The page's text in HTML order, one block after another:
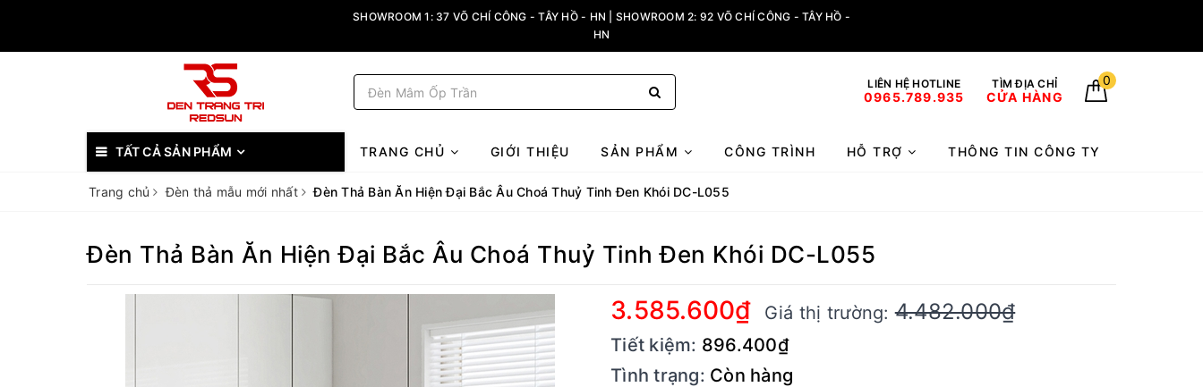
SHOWROOM 1: 37 VÕ CHÍ CÔNG - TÂY HỒ - HN | SHOWROOM 2: 92 VÕ CHÍ CÔNG - TÂY HỒ -
HN
LIÊN HỆ HOTLINE
0965.789.935
TÌM ĐỊA CHỈ
CỬA HÀNG
0
TẤT CẢ SẢN PHẨM TRANG CHỦ GIỚI THIỆU SẢN PHẨM CÔNG TRÌNH HỖ TRỢ THÔNG TIN CÔNG TY
Trang chủ Đèn thả mẫu mới nhất Đèn Thả Bàn Ăn Hiện Đại Bắc Âu Choá Thuỷ Tinh Đen Khói DC-L055
Đèn Thả Bàn Ăn Hiện Đại Bắc Âu Choá Thuỷ Tinh Đen Khói DC-L055
3.585.600₫ Giá thị trường:4.482.000₫
Tiết kiệm: 896.400₫
Tình trạng: Còn hàng